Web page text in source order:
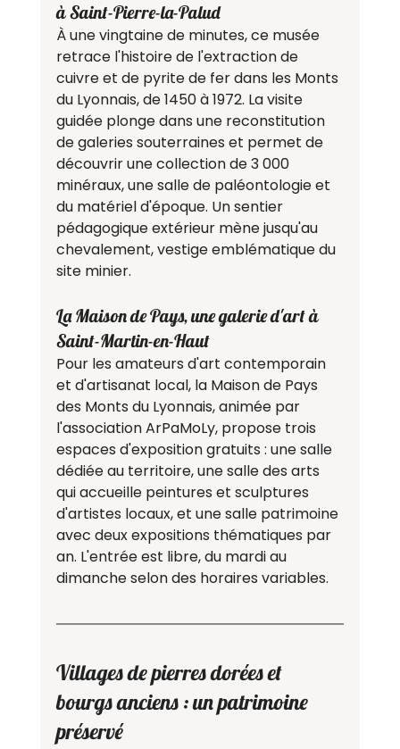
à Saint-Pierre-la-Palud
À une vingtaine de minutes, ce musée
retrace l'histoire de l'extraction de
cuivre et de pyrite de fer dans les Monts
du Lyonnais, de 1450 à 1972. La visite
guidée plonge dans une reconstitution
de galeries souterraines et permet de
découvrir une collection de 3 000
minéraux, une salle de paléontologie et
du matériel d'époque. Un sentier
pédagogique extérieur mène jusqu'au
chevalement, vestige emblématique du
site minier.
La Maison de Pays, une galerie d'art à
Saint-Martin-en-Haut
Pour les amateurs d'art contemporain
et d'artisanat local, la Maison de Pays
des Monts du Lyonnais, animée par
l'association ArPaMoLy, propose trois
espaces d'exposition gratuits : une salle
dédiée au territoire, une salle des arts
qui accueille peintures et sculptures
d'artistes locaux, et une salle patrimoine
avec deux expositions thématiques par
an. L'entrée est libre, du mardi au
dimanche selon des horaires variables.
Villages de pierres dorées et
bourgs anciens : un patrimoine
préservé